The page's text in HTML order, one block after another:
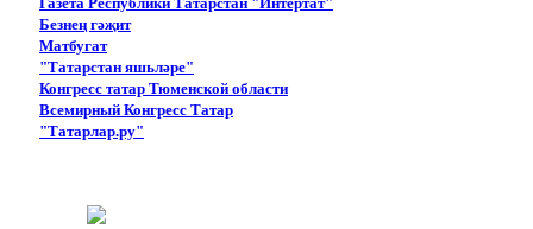
Безнең гәҗит
Матбугат
"Татарстан яшьләре"
Конгресс татар Тюменской области
Всемирный Конгресс Татар
"Татарлар.ру"